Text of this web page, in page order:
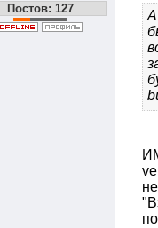
Постов: 127